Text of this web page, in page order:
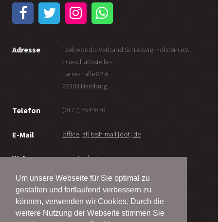
Um unsere Webseite für Sie optimal zu
gestalten und fortlaufend verbessern zu
können, verwenden wir Cookies. Durch die
weitere Nutzung der Webseite stimmen Sie
Adresse
Taekwondo-Verband Schleswig-Holstein e.V.
- Geschäftsstelle -
Jarrestraße 82 A
22303 Hamburg
Telefon (0171) 7544670
E-Mail office [at] tvsh-mail [dot] de
Web www.tv-sh.de
© Taekwondo-Verband Schleswig-Holstein e.V.